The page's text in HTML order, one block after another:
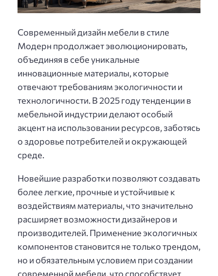
Современный дизайн мебели в стиле
Модерн продолжает эволюционировать,
объединяя в себе уникальные
инновационные материалы, которые
отвечают требованиям экологичности и
технологичности. В 2025 году тенденции в
мебельной индустрии делают особый
акцент на использовании ресурсов, заботясь
о здоровье потребителей и окружающей
среде.
Новейшие разработки позволяют создавать
более легкие, прочные и устойчивые к
воздействиям материалы, что значительно
расширяет возможности дизайнеров и
производителей. Применение экологичных
компонентов становится не только трендом,
но и обязательным условием при создании
современной мебели, что способствует